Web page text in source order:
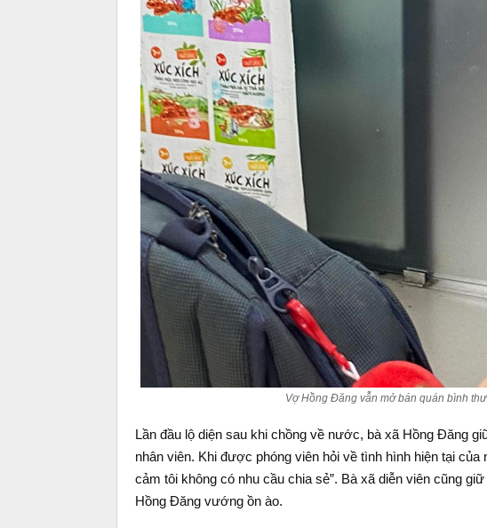
Vợ Hồng Đăng vẫn mở bán quán bình
Lần đầu lộ diện sau khi chồng về nước, bà xã Hồng Đăng
nhân viên. Khi được phóng viên hỏi về tình hình hiện tại của
cảm tôi không có nhu cầu chia sẻ”. Bà xã diễn viên cũng
Hồng Đăng vướng ồn ào.